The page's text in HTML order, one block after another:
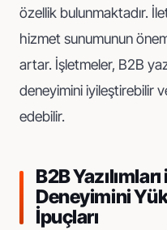
özellik bulunmaktadır.
hizmet sunumunun
artar. İşletmeler, B2B
deneyimini iyileştirebilir
edebilir.
B2B
Deneyimini
İpuçları